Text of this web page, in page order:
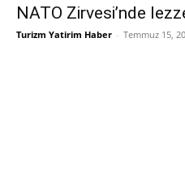
NATO Zirvesi’nde
Turizm Yatirim Haber - Temmuz 15,